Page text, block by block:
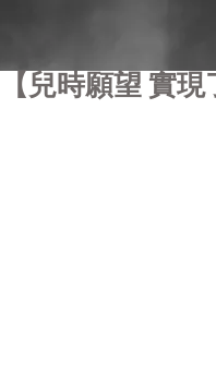
【兒時願望 實現